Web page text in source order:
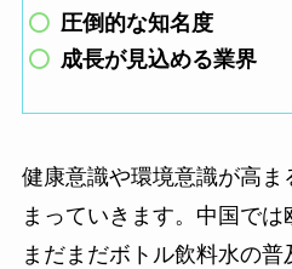
圧倒的な知名度
成長が見込める業界
健康意識や環境意識が高ま
まっていきます。中国では
まだまだボトル飲料水の普